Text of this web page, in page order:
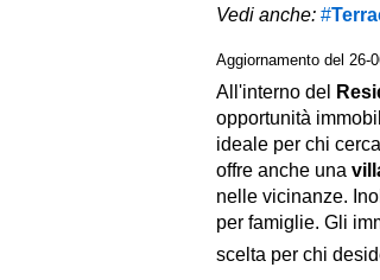
Vedi anche:
Aggiornamento del 26-
All'interno del
opportunità
ideale per chi
offre anche una
nelle vicinanze.
per famiglie. Gli
scelta per chi